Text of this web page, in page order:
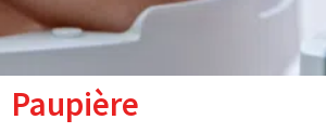
Paupière